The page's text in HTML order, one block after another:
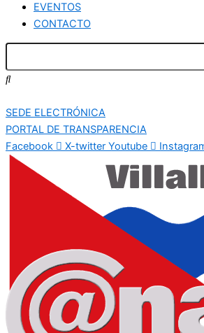
EVENTOS
CONTACTO
SEDE ELECTRÓNICA
PORTAL DE TRANSPARENCIA
Facebook
X-twitter Youtube